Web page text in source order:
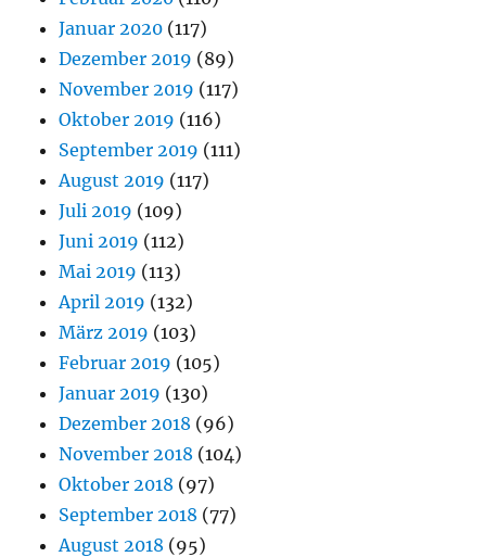
Januar 2020 (117)
Dezember 2019 (89)
November 2019 (117)
Oktober 2019 (116)
September 2019 (111)
August 2019 (117)
Juli 2019 (109)
Juni 2019 (112)
Mai 2019 (113)
April 2019 (132)
März 2019 (103)
Februar 2019 (105)
Januar 2019 (130)
Dezember 2018 (96)
November 2018 (104)
Oktober 2018 (97)
September 2018 (77)
August 2018 (95)